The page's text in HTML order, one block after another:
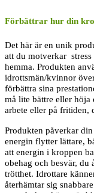
Förbättrar hur din
Det här är en unik
att du motverkar
hemma. Produkten
idrottsmän/kvinnor
förbättra sina
må lite bättre eller
arbete eller på fritiden,
Produkten påverkar
energin flytter lättare,
att energin i kroppen
obehag och besvär, du
trötthet. Idrottare
återhämtar sig